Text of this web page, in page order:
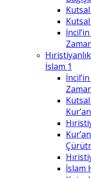
İslam 1
İslam